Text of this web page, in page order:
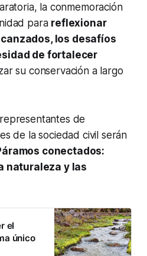
la conmemoración
para reflexionar
los desafíos
de fortalecer
su conservación a largo
de
de la sociedad civil serán
conectados:
naturaleza y las
el
único